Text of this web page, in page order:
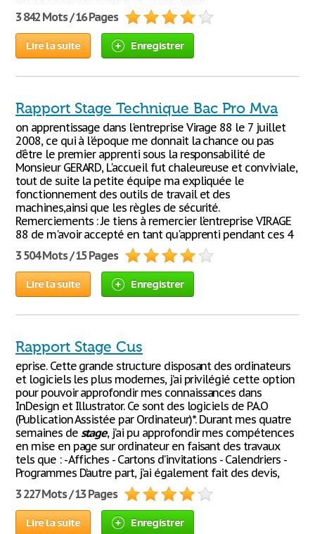
3 842 Mots / 16 Pages
Lire la suite Enregistrer
Rapport Stage Technique Bac Pro Mva
on apprentissage dans l'entreprise Virage 88 le 7 juillet
2008, ce qui à l'époque me donnait la chance ou pas
d’être le premier apprenti sous la responsabilité de
Monsieur GERARD, L'accueil fut chaleureuse et conviviale,
tout de suite la petite équipe ma expliquée le
fonctionnement des outils de travail et des
machines,ainsi que les règles de sécurité.
Remerciements : Je tiens à remercier l'entreprise VIRAGE
88 de m'avoir accepté en tant qu'apprenti pendant ces 4
3 504 Mots / 15 Pages
Lire la suite Enregistrer
Rapport Stage Cus
eprise. Cette grande structure disposant des ordinateurs
et logiciels les plus modernes, j’ai privilégié cette option
pour pouvoir approfondir mes connaissances dans
InDesign et Illustrator. Ce sont des logiciels de P.A.O
(Publication Assistée par Ordinateur)*. Durant mes quatre
semaines de stage, j’ai pu approfondir mes compétences
en mise en page sur ordinateur en faisant des travaux
tels que : - Affiches - Cartons d’invitations - Calendriers -
Programmes D’autre part, j’ai également fait des devis,
3 227 Mots / 13 Pages
Lire la suite Enregistrer